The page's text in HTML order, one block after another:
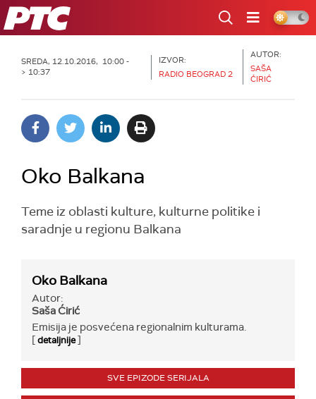
RTS
SREDA, 12.10.2016, 10:00 -
> 10:37
IZVOR:
RADIO BEOGRAD 2
AUTOR:
SAŠA
ĆIRIĆ
Oko Balkana
Teme iz oblasti kulture, kulturne politike i
saradnje u regionu Balkana
Oko Balkana
Autor:
Saša Ćirić
Emisija je posvećena regionalnim kulturama.
[detaljnije]
SVE EPIZODE SERIJALA